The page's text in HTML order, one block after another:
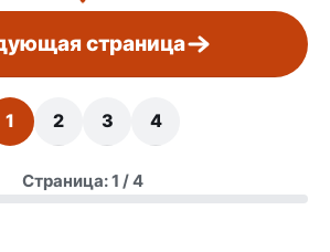
страница
1 2 3 4
Страница: 1 / 4